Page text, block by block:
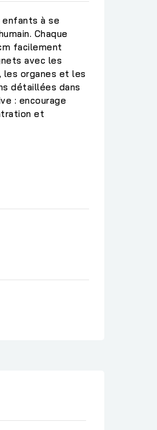
enfants à se
Chaque
facilement
avec les
organes et les
détaillées dans
: encourage
et